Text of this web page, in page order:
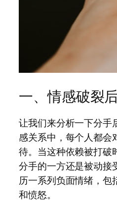
一、情感破裂
让我们来分析一下分手
感关系中，每个人都会
待。当这种依赖被打破
分手的一方还是被动接
历一系列负面情绪，包
和愤怒。